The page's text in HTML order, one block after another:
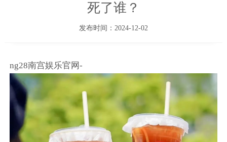
死了谁？
发布时间：2024-12-02
ng28南宫娱乐官网-